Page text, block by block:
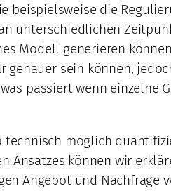
beispielsweise die
unterschiedlichen
Modell generieren
sein können,
passiert wenn einzelne
technisch möglich
Ansatzes können wir
Angebot und Nachfrage